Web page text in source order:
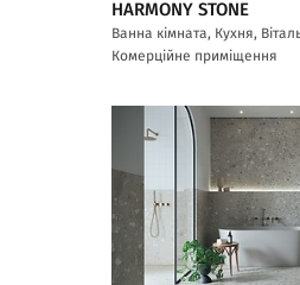
HARMONY STONE
Ванна кімната, Кухня,
Комерційне приміщення